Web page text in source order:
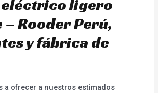
ligero
Rooder Perú,
y fábrica de
a ofrecer a nuestros estimados